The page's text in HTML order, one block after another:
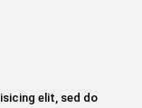
elit, sed do